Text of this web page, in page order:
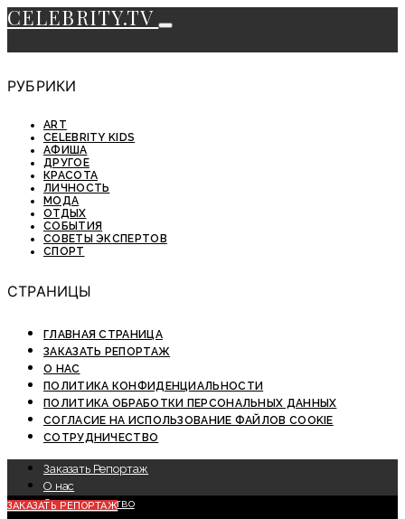
CELEBRITY.TV
РУБРИКИ
ART
CELEBRITY KIDS
АФИША
ДРУГОЕ
КРАСОТА
ЛИЧНОСТЬ
МОДА
ОТДЫХ
СОБЫТИЯ
СОВЕТЫ ЭКСПЕРТОВ
СПОРТ
СТРАНИЦЫ
ГЛАВНАЯ СТРАНИЦА
ЗАКАЗАТЬ РЕПОРТАЖ
О НАС
ПОЛИТИКА КОНФИДЕНЦИАЛЬНОСТИ
ПОЛИТИКА ОБРАБОТКИ ПЕРСОНАЛЬНЫХ ДАННЫХ
СОГЛАСИЕ НА ИСПОЛЬЗОВАНИЕ ФАЙЛОВ COOKIE
СОТРУДНИЧЕСТВО
Заказать Репортаж
О нас
Сотрудничество
ЗАКАЗАТЬ РЕПОРТАЖ